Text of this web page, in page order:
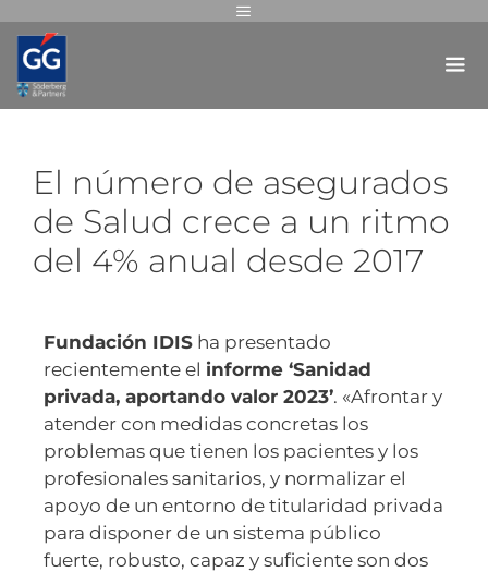
El número de asegurados
de Salud crece a un ritmo
del 4% anual desde 2017
Fundación IDIS ha presentado
recientemente el informe ‘Sanidad
privada, aportando valor 2023’. «Afrontar y
atender con medidas concretas los
problemas que tienen los pacientes y los
profesionales sanitarios, y normalizar el
apoyo de un entorno de titularidad privada
para disponer de un sistema público
fuerte, robusto, capaz y suficiente son dos